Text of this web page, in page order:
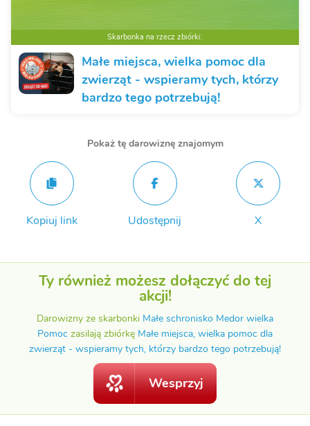
Skarbonka na rzecz zbiórki:
Małe miejsca, wielka pomoc dla
zwierząt - wspieramy tych, którzy
bardzo tego potrzebują!
Pokaż tę darowiznę znajomym
Kopiuj link Udostępnij X
Ty również możesz dołączyć do tej
akcji!
Darowizny ze skarbonki Małe schronisko Medor wielka
Pomoc zasilają zbiórkę Małe miejsca, wielka pomoc dla
zwierząt - wspieramy tych, którzy bardzo tego potrzebują!
Wesprzyj